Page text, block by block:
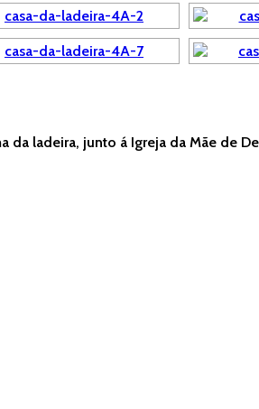
da ladeira, junto á Igreja da Mãe de